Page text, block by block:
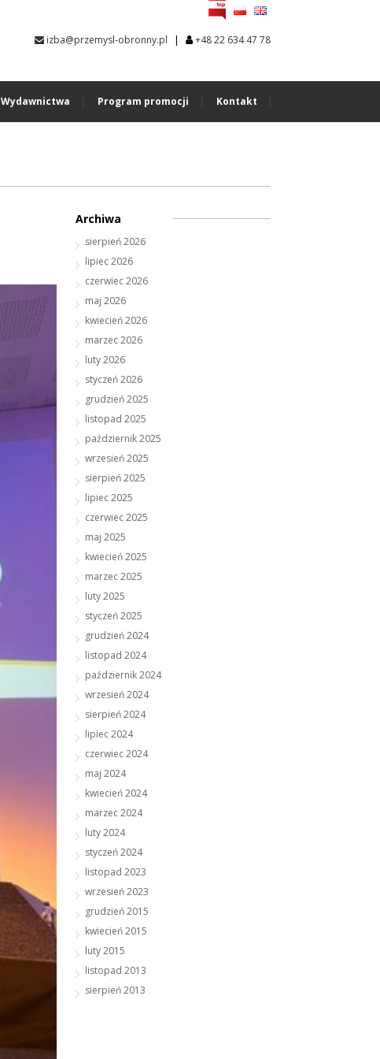
izba@przemysl-obronny.pl | +48 22 634 47 78
Wydawnictwa Program promocji Kontakt
Archiwa
sierpień 2026
lipiec 2026
czerwiec 2026
maj 2026
kwiecień 2026
marzec 2026
luty 2026
styczeń 2026
grudzień 2025
listopad 2025
październik 2025
wrzesień 2025
sierpień 2025
lipiec 2025
czerwiec 2025
maj 2025
kwiecień 2025
marzec 2025
luty 2025
styczeń 2025
grudzień 2024
listopad 2024
październik 2024
wrzesień 2024
sierpień 2024
lipiec 2024
czerwiec 2024
maj 2024
kwiecień 2024
marzec 2024
luty 2024
styczeń 2024
listopad 2023
wrzesień 2023
grudzień 2015
kwiecień 2015
luty 2015
listopad 2013
sierpień 2013